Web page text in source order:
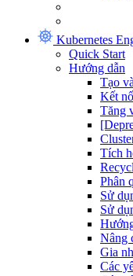
Kubernetes
Quick Start
Hướng dẫn
Tạo
Kết
Tăng
Tích
Phân
Sử
Sử
Nâng
Gia
Các